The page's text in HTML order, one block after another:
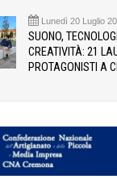
Lunedì 20 Luglio
SUONO,
CREATIVITÀ: 21
PROTAGONISTI A